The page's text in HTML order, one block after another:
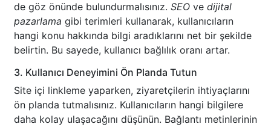
de göz önünde bulundurmalısınız. SEO ve dijital
pazarlama gibi terimleri kullanarak, kullanıcıların
hangi konu hakkında bilgi aradıklarını net bir şekilde
belirtin. Bu sayede, kullanıcı bağlılık oranı artar.
3. Kullanıcı Deneyimini Ön Planda Tutun
Site içi linkleme yaparken, ziyaretçilerin ihtiyaçlarını
ön planda tutmalısınız. Kullanıcıların hangi bilgilere
daha kolay ulaşacağını düşünün. Bağlantı metinlerinin